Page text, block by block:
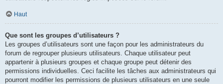
Haut
Que sont les groupes d’utilisateurs ?
Les groupes d’utilisateurs sont une façon pour les administrateurs du
forum de regrouper plusieurs utilisateurs. Chaque utilisateur peut
appartenir à plusieurs groupes et chaque groupe peut détenir des
permissions individuelles. Ceci facilite les tâches aux administrateurs qui
pourront modifier les permissions de plusieurs utilisateurs en une seule